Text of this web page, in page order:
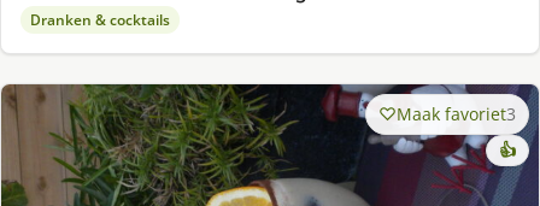
Dranken & cocktails
Maak favoriet3
👍